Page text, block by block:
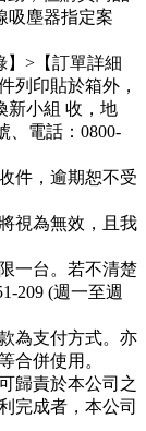
吸塵器指定案
】>【訂單詳細
列印貼於箱外，
新小組 收，地
、電話：0800-
件，逾期恕不受
視為無效，且我
一台。若不清楚
209 (週一至週
為支付方式。亦
合併使用。
歸責於本公司之
完成者，本公司